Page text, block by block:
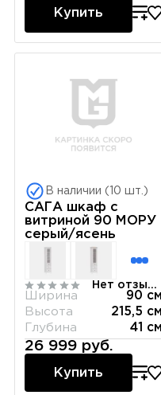
Купить
В наличии (10 шт.)
САГА шкаф с
витриной 90 МОРУ
серый/ясень
Нет отзывов
Ширина
90 см
Высота
215,5 см
Глубина
41 см
26 999 руб.
Купить